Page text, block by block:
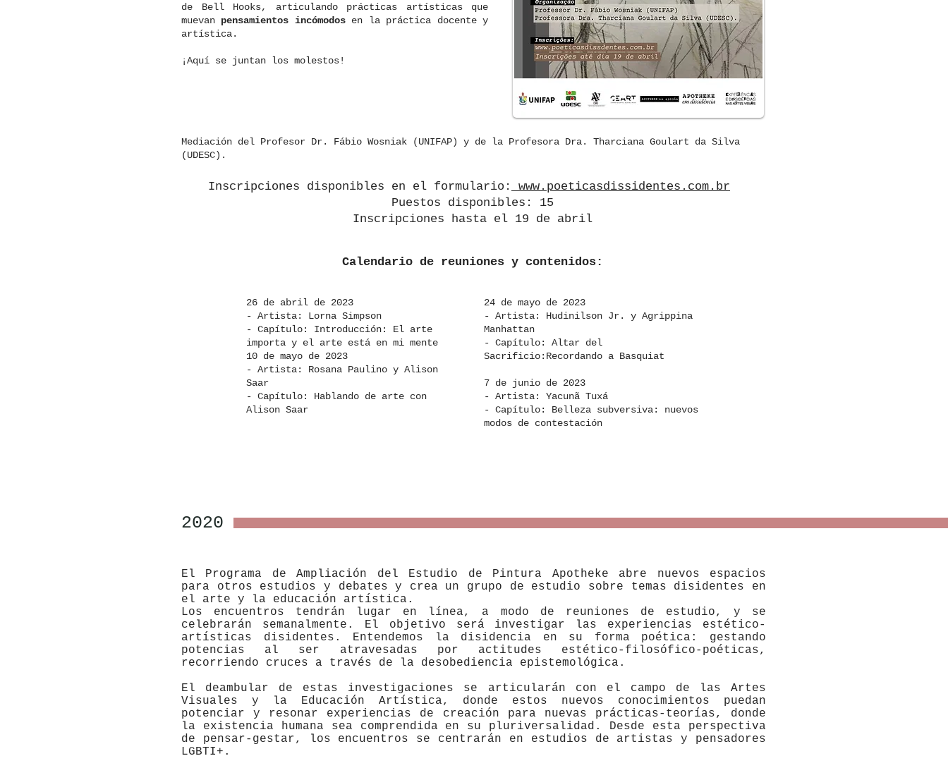
de Bell Hooks, articulando prácticas artísticas que
muevan pensamientos incómodosen la práctica docente y
artística.
¡Aquí se juntan los molestos!
Mediación del Profesor Dr. Fábio Wosniak (UNIFAP) y de la Profesora Dra. Tharciana Goulart da Silva
(UDESC).
Inscripciones disponibles en el formulario:
www.poeticasdissidentes.com.br
Puestos disponibles: 15
Inscripciones hasta el 19 de abril
Calendario de reuniones y contenidos:
26 de abril de 2023
- Artista: Lorna Simpson
- Capítulo: Introducción: El arte
importa y el arte está en mi mente
10 de mayo de 2023
- Artista: Rosana Paulino y Alison
Saar
- Capítulo: Hablando de arte con
Alison Saar
24 de mayo de 2023
- Artista: Hudinilson Jr. y Agrippina
Manhattan
- Capítulo: Altar del
Sacrificio:Recordando a Basquiat
7 de junio de 2023
- Artista: Yacunã Tuxá
- Capítulo: Belleza subversiva: nuevos
modos de contestación
2020
El Programa de Ampliación del Estudio de Pintura Apotheke abre nuevos espacios
para otros estudios y debates y crea un grupo de estudio sobre temas disidentes en
el arte y la educación artística.
Los encuentros tendrán lugar en línea, a modo de reuniones de estudio, y se
celebrarán semanalmente. El objetivo será investigar las experiencias estético-
artísticas disidentes. Entendemos la disidencia en su forma poética: gestando
potencias al ser atravesadas por actitudes estético-filosófico-poéticas,
recorriendo cruces a través de la desobediencia epistemológica.
El deambular de estas investigaciones se articularán con el campo de las Artes
Visuales y la Educación Artística, donde estos nuevos conocimientos puedan
potenciar y resonar experiencias de creación para nuevas prácticas-teorías, donde
la existencia humana sea comprendida en su pluriversalidad. Desde esta perspectiva
de pensar-gestar, los encuentros se centrarán en estudios de artistas y pensadores
LGBTI+.